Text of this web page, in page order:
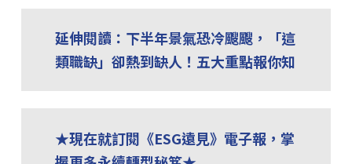
延伸閱讀：下半年景氣恐冷颼颼，「這
類職缺」卻熱到缺人！五大重點報你知
★現在就訂閱《ESG遠見》電子報，掌